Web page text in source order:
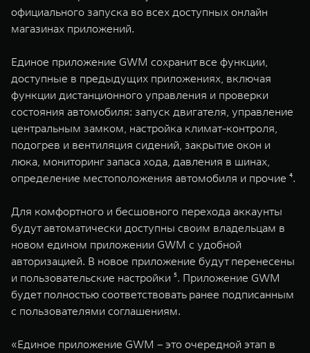
WEY 80
Масштаб возможностей
от 6 449 000 ₽
WEY 80
Масштаб
от 8 099
официального запуска во всех доступных онлайн
магазинах приложений.
Единое приложение GWM сохранит все функции,
доступные в предыдущих приложениях, включая
функции дистанционного управления и проверки
состояния автомобиля: запуск двигателя, управление
центральным замком, настройка климат-контроля,
подогрев и вентиляция сидений, закрытие окон и
люка, мониторинг запаса хода, давления в шинах,
определение местоположения автомобиля и прочие ⁴.
Для комфортного и бесшовного перехода аккаунты
будут автоматически доступны своим владельцам в
новом едином приложении GWM с удобной
авторизацией. В новое приложение будут перенесены
и пользовательские настройки ⁵. Приложение GWM
будет полностью соответствовать ранее подписанным
с пользователями соглашениям.
«Единое приложение GWM – это очередной этап в